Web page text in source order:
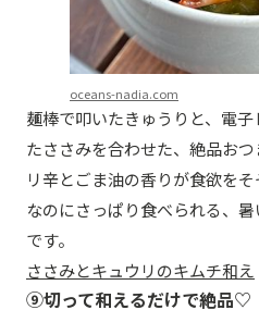
oceans-nadia.com
麺棒で叩いたきゅうりと、電
たささみを合わせた、絶品お
リ辛とごま油の香りが食欲を
なのにさっぱり食べられる、
です。
ささみとキュウリのキムチ和え
⑨切って和えるだけで絶品♡